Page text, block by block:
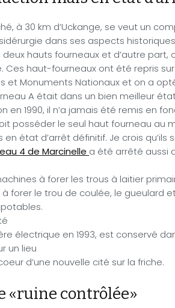
à 30 km d’Uckange, se veut un
dans ses aspects
hauts fourneaux et d’autre part,
haut-fourneaux ont été repris sur
et Monuments Nationaux et on a
A était dans un bien meilleur
en 1990, il n’a jamais été remis en
posséder le seul haut fourneau au
état d’arrêt définitif. Je crois qu’ils
4 de Marcinelle a été arrêté aussi
à forer les trous à laitier
forer le trou de coulée, le gueulard
électrique en 1993, est conservé
un lieu
d’une nouvelle cité sur la friche.
«ruine contrôlée»